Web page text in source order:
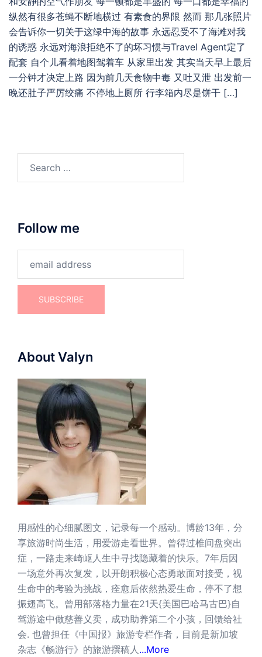
纵然有很多苍蝇不断地横过 有素食的界限 然而 那几张照片
会告诉你一切关于这绿中海的故事 永远忍受不了海滩对我
的诱惑 永远对海浪拒绝不了的坏习惯与Travel Agent定了
配套 自个儿看着地图驾着车 从家里出发 其实当天早上最后
一分钟才决定上路 因为前几天食物中毒 又吐又泄 出发前一
晚还肚子严厉绞痛 不停地上厕所 行李箱内尽是饼干 […]
Follow me
About Valyn
用感性的心细腻图文，记录每一个感动。博龄13年，分
享旅游时尚生活，用爱游走看世界。曾得过椎间盘突出
症，一路走来崎岖人生中寻找隐藏着的快乐。7年后因
一场意外再次复发，以开朗积极心态勇敢面对接受，视
生命中的考验为挑战，痊愈后依然热爱生命，停不了想
振翅高飞。曾用部落格力量在21天{美国巴哈马古巴}自
驾游途中做慈善义卖，成功助养第二个小孩，回馈给社
会. 也曾担任《中国报》旅游专栏作者，目前是新加坡
杂志《畅游行》的旅游撰稿人 ...More